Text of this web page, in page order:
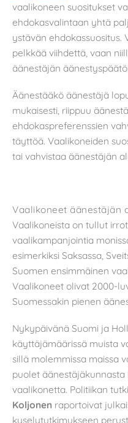
vaalikoneen suositukset
ehdokasvalintaan yhtä
ystävän ehdokassuositus.
pelkkää viihdettä, vaan
äänestäjän
Äänestääkö äänestäjä
mukaisesti, riippuu
ehdokaspreferenssien
täyttöä. Vaalikoneiden
tai vahvistaa äänestäjän
Vaalikoneet äänestäjän
Vaalikoneista on tullut
vaalikampanjointia
esimerkiksi Saksassa,
Suomen ensimmäinen
Vaalikoneet olivat 2000-
Suomessakin pienen
Nykypäivänä Suomi ja
käyttäjämäärissä muista
sillä molemmissa maissa
puolet
vaalikonetta. Politiikan
Koljonen raportoivat
kyselytutkimukseen